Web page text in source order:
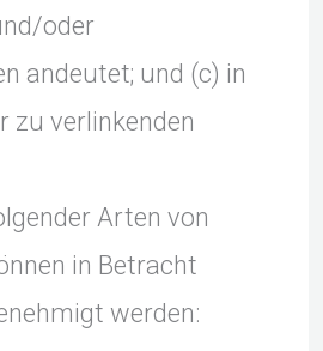
oder
andeutet; und (c) in
zu verlinkenden
Arten von
in Betracht
werden: